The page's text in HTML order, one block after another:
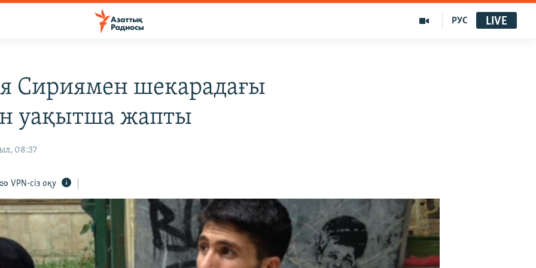
РУС LIVE
Сириямен шекарадағы
уақытша жапты
08:37
VPN-сіз оқу